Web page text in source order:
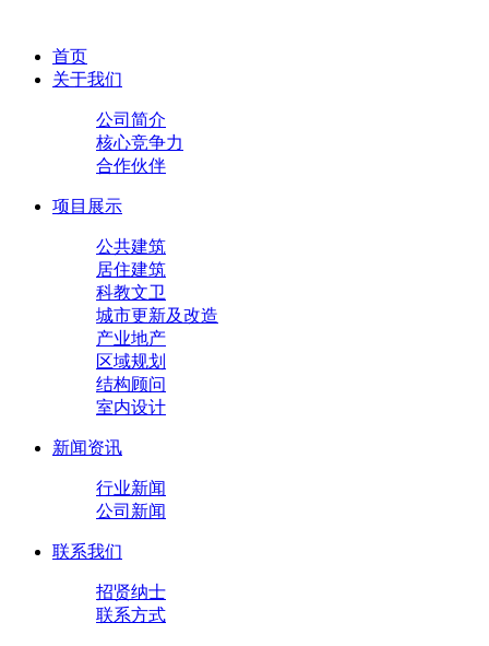
首页
关于我们
公司简介
核心竞争力
合作伙伴
项目展示
公共建筑
居住建筑
科教文卫
城市更新及改造
产业地产
区域规划
结构顾问
室内设计
新闻资讯
行业新闻
公司新闻
联系我们
招贤纳士
联系方式